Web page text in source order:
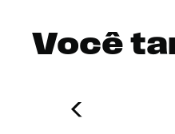
Você